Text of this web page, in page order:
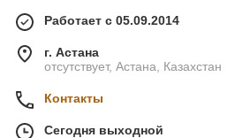
Работает с 05.09.2014
г. Астана
отсутствует, Астана, Казахстан
Контакты
Сегодня выходной